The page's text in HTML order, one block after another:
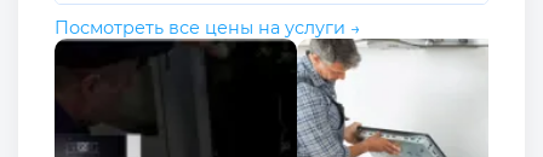
Посмотреть все цены на услуги →